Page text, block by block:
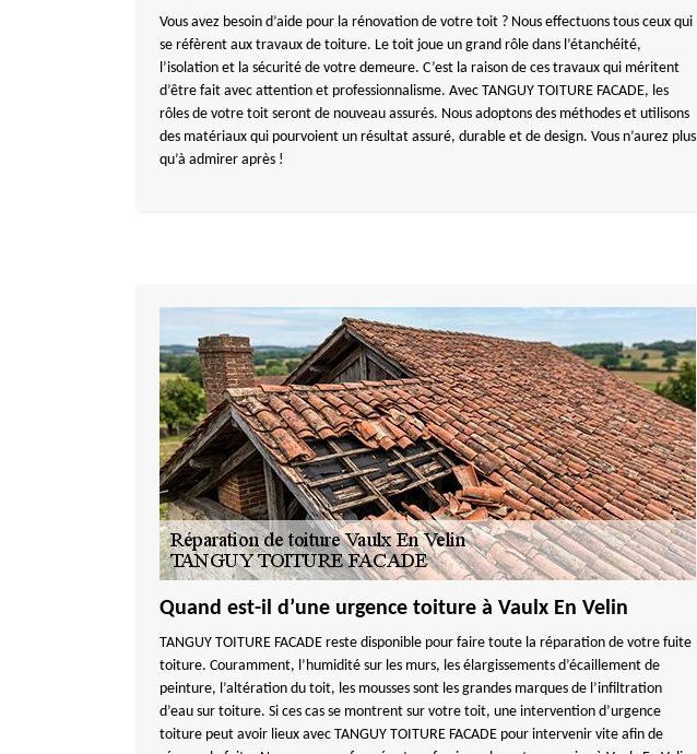
Vous avez besoin d’aide pour la rénovation de votre toit ? Nous effectuons tous ceux qui
se réfèrent aux travaux de toiture. Le toit joue un grand rôle dans l’étanchéité,
l’isolation et la sécurité de votre demeure. C’est la raison de ces travaux qui méritent
d’être fait avec attention et professionnalisme. Avec TANGUY TOITURE FACADE, les
rôles de votre toit seront de nouveau assurés. Nous adoptons des méthodes et utilisons
des matériaux qui pourvoient un résultat assuré, durable et de design. Vous n’aurez plus
qu’à admirer après !
Quand est-il d’une urgence toiture à Vaulx En Velin
TANGUY TOITURE FACADE reste disponible pour faire toute la réparation de votre fuite
toiture. Couramment, l’humidité sur les murs, les élargissements d’écaillement de
peinture, l’altération du toit, les mousses sont les grandes marques de l’infiltration
d’eau sur toiture. Si ces cas se montrent sur votre toit, une intervention d’urgence
toiture peut avoir lieux avec TANGUY TOITURE FACADE pour intervenir vite afin de